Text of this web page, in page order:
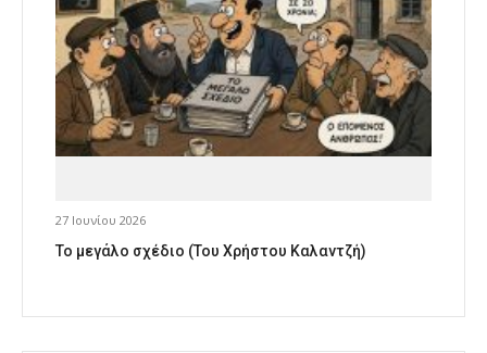
27 Ιουνίου 2026
Το μεγάλο σχέδιο (Του Χρήστου Καλαντζή)